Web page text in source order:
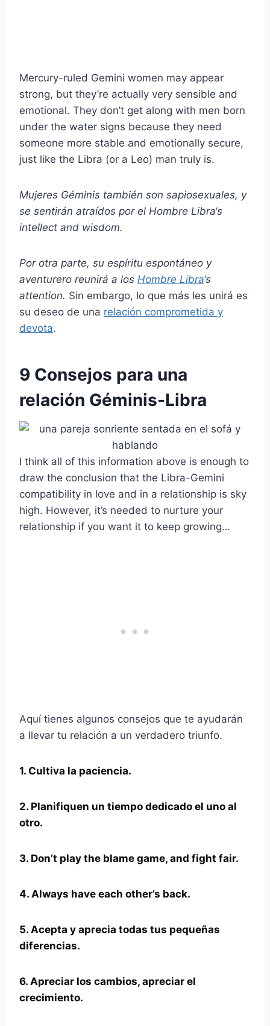
Mercury-ruled Gemini women may appear
strong, but they’re actually very sensible and
emotional. They don’t get along with men born
under the water signs because they need
someone more stable and emotionally secure,
just like the Libra (or a Leo) man truly is.
Mujeres Géminis también son sapiosexuales, y
se sentirán atraídos por el Hombre Libra‘s
intellect and wisdom.
Por otra parte, su espíritu espontáneo y
aventurero reunirá a los Hombre Libra‘s
attention. Sin embargo, lo que más les unirá es
su deseo de una relación comprometida y
devota.
9 Consejos para una
relación Géminis-Libra
I think all of this information above is enough to
draw the conclusion that the Libra-Gemini
compatibility in love and in a relationship is sky
high. However, it’s needed to nurture your
relationship if you want it to keep growing…
Aquí tienes algunos consejos que te ayudarán
a llevar tu relación a un verdadero triunfo.
1. Cultiva la paciencia.
2. Planifiquen un tiempo dedicado el uno al
otro.
3. Don’t play the blame game, and fight fair.
4. Always have each other’s back.
5. Acepta y aprecia todas tus pequeñas
diferencias.
6. Apreciar los cambios, apreciar el
crecimiento.